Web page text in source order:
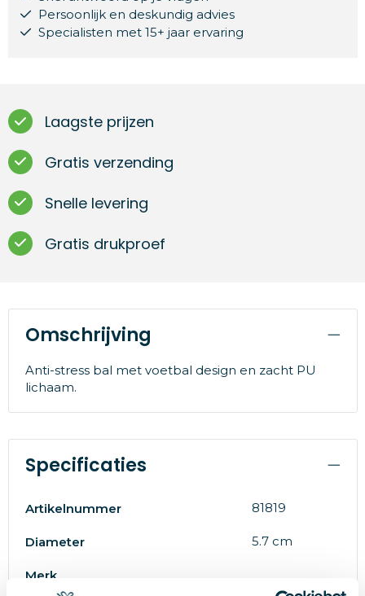
Persoonlijk en deskundig advies
Specialisten met 15+ jaar ervaring
Laagste prijzen
Gratis verzending
Snelle levering
Gratis drukproef
Omschrijving
Anti-stress bal met voetbal design en zacht PU
lichaam.
Specificaties
Artikelnummer 81819
Diameter 5.7 cm
Merk